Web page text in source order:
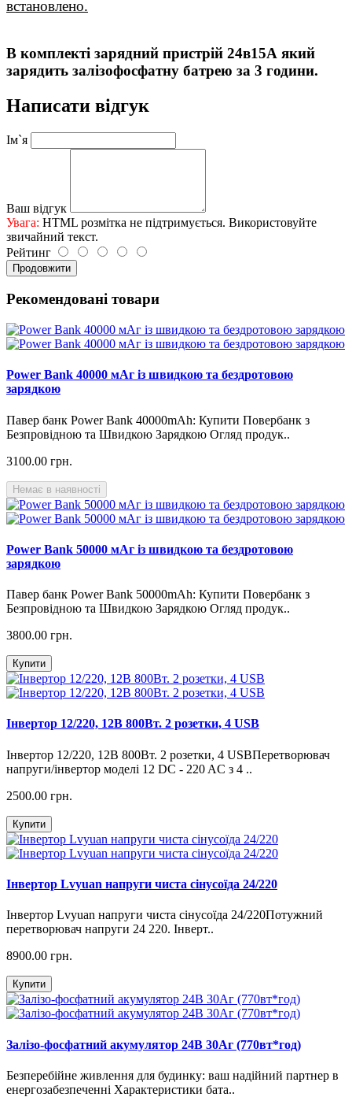
встановлено.
В комплекті зарядний пристрій 24в15А який
зарядить залізофосфатну батрею за 3 години.
Написати відгук
Ім`я
Ваш відгук
Увага: HTML розмітка не підтримується. Використовуйте
звичайний текст.
Рейтинг
Продовжити
Рекомендовані товари
Power Bank 40000 мАг із швидкою та бездротовою
зарядкою
Павер банк Power Bank 40000mAh: Купити Повербанк з
Безпровідною та Швидкою Зарядкою Огляд продук..
3100.00 грн.
Немає в наявності
Power Bank 50000 мАг із швидкою та бездротовою
зарядкою
Павер банк Power Bank 50000mAh: Купити Повербанк з
Безпровідною та Швидкою Зарядкою Огляд продук..
3800.00 грн.
Купити
Інвертор 12/220, 12В 800Вт. 2 розетки, 4 USB
Інвертор 12/220, 12В 800Вт. 2 розетки, 4 USBПеретворювач
напруги/інвертор моделі 12 DC - 220 AC з 4 ..
2500.00 грн.
Купити
Інвертор Lvyuan напруги чиста сінусоїда 24/220
Інвертор Lvyuan напруги чиста сінусоїда 24/220Потужний
перетворювач напруги 24 220. Інверт..
8900.00 грн.
Купити
Залізо-фосфатний акумулятор 24В 30Аг (770вт*год)
Безперебійне живлення для будинку: ваш надійний партнер в
енергозабезпеченні Характеристики бата..